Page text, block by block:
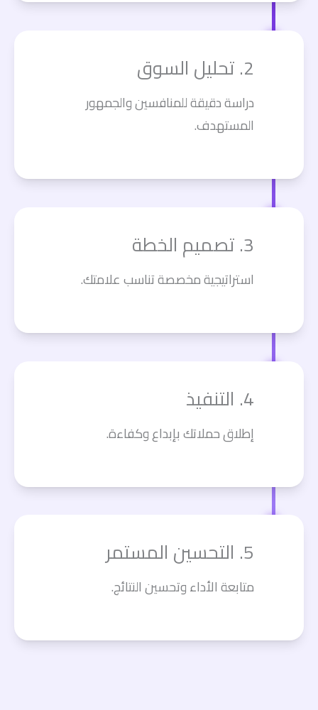
2. تحليل السوق
دراسة دقيقة للمنافسين والجمهور
المستهدف.
3. تصميم الخطة
استراتيجية مخصصة تناسب علامتك.
4. التنفيذ
إطلاق حملاتك بإبداع وكفاءة.
5. التحسين المستمر
متابعة الأداء وتحسين النتائج.